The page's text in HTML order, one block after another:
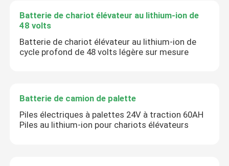
Batterie de chariot élévateur au lithium-ion de
48 volts
Batterie de chariot élévateur au lithium-ion de
cycle profond de 48 volts légère sur mesure
Batterie de camion de palette
Piles électriques à palettes 24V à traction 60AH
Piles au lithium-ion pour chariots élévateurs